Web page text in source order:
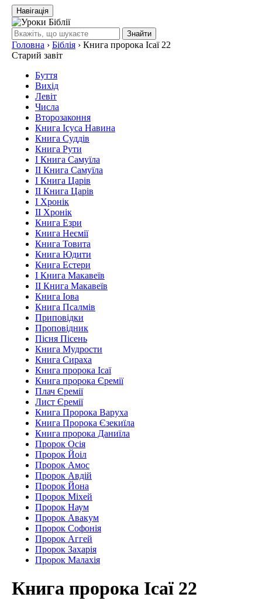
Навігація
Знайти
Головна › Біблія › Книга пророка Ісаї 22
Старий завіт
Буття
Вихід
Левіт
Числа
Второзаконня
Книга Ісуса Навина
Книга Суддів
Книга Рути
І Книга Самуїла
ІІ Книга Самуїла
І Книга Царів
ІІ Книга Царів
І Хронік
ІІ Хронік
Книга Езри
Книга Неємії
Книга Товита
Книга Юдити
Книга Естери
І Книга Макавеїв
ІІ Книга Макавеїв
Книга Іова
Книга Псалмів
Приповідки
Проповідник
Пісня Пісень
Книга Мудрости
Книга Сираха
Книга пророка Ісаї
Книга пророка Єремії
Плач Єремії
Лист Єремії
Книга Пророка Варуха
Книга Пророка Єзекиїла
Книга пророка Даниїла
Пророк Осія
Пророк Йоіл
Пророк Амос
Пророк Авдій
Пророк Йона
Пророк Міхей
Пророк Наум
Пророк Авакум
Пророк Софонія
Пророк Аггей
Пророк Захарія
Пророк Малахія
Книга пророка Ісаї 22